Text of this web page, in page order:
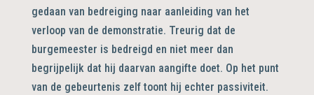
gedaan van bedreiging naar aanleiding van het
verloop van de demonstratie. Treurig dat de
burgemeester is bedreigd en niet meer dan
begrijpelijk dat hij daarvan aangifte doet. Op het punt
van de gebeurtenis zelf toont hij echter passiviteit.